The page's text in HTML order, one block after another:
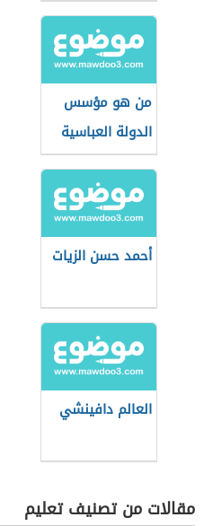
من هو مؤسس
الدولة العباسية
أحمد حسن الزيات
العالم دافينشي
مقالات من تصنيف تعليم